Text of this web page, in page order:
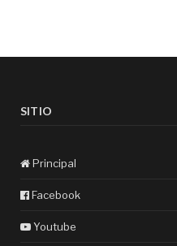
SITIO
Principal
Facebook
Youtube